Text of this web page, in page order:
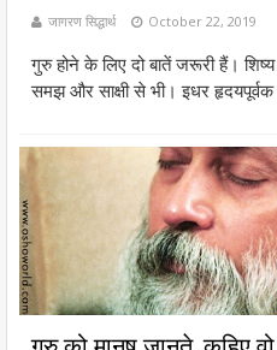
जागरण सिद्धार्थ October 22, 2019
गुरु होने के लिए दो बातें जरूरी हैं।
समझ और साक्षी से भी। इधर